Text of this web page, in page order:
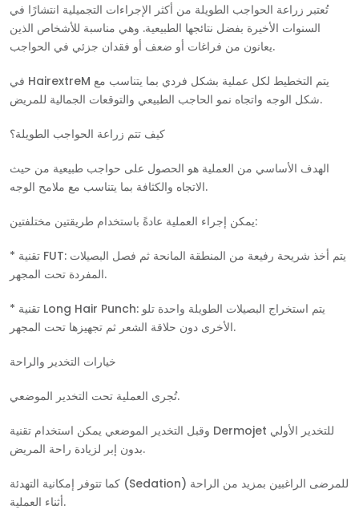
DE
FR
RU
تُعتبر زراعة الحواجب الطويلة من أكثر الإجراءات التجميلية انتشارًا في
السنوات الأخيرة بفضل نتائجها الطبيعية. وهي مناسبة للأشخاص الذين
يعانون من فراغات أو ضعف أو فقدان جزئي في الحواجب.
في HairextreM يتم التخطيط لكل عملية بشكل فردي بما يتناسب مع
شكل الوجه واتجاه نمو الحاجب الطبيعي والتوقعات الجمالية للمريض.
كيف تتم زراعة الحواجب الطويلة؟
الهدف الأساسي من العملية هو الحصول على حواجب طبيعية من حيث
الاتجاه والكثافة بما يتناسب مع ملامح الوجه.
يمكن إجراء العملية عادةً باستخدام طريقتين مختلفتين:
* تقنية FUT: يتم أخذ شريحة رفيعة من المنطقة المانحة ثم فصل البصيلات
المفردة تحت المجهر.
* تقنية Long Hair Punch: يتم استخراج البصيلات الطويلة واحدة تلو
الأخرى دون حلاقة الشعر ثم تجهيزها تحت المجهر.
خيارات التخدير والراحة
تُجرى العملية تحت التخدير الموضعي.
وقبل التخدير الموضعي يمكن استخدام تقنية Dermojet للتخدير الأولي
بدون إبر لزيادة راحة المريض.
كما تتوفر إمكانية التهدئة (Sedation) للمرضى الراغبين بمزيد من الراحة
أثناء العملية.